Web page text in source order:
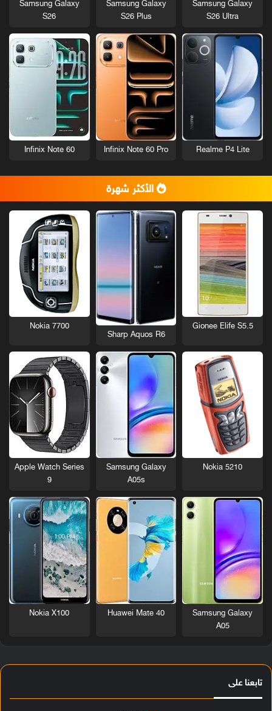
Samsung Galaxy
S26 Ultra
Samsung Galaxy
S26 Plus
Samsung Galaxy
S26
Realme P4 Lite
Infinix Note 60 Pro
Infinix Note 60
الأكثر شهرة
Gionee Elife S5.5
Sharp Aquos R6
Nokia 7700
Nokia 5210
Samsung Galaxy
A05s
Apple Watch Series
9
Samsung Galaxy
A05
Huawei Mate 40
Nokia X100
تابعنا على